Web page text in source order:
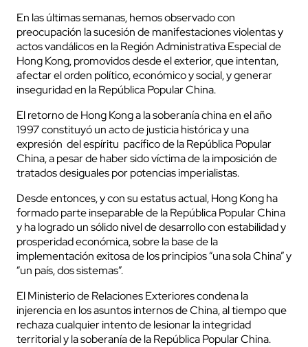
En las últimas semanas, hemos observado con
preocupación la sucesión de manifestaciones violentas y
actos vandálicos en la Región Administrativa Especial de
Hong Kong, promovidos desde el exterior, que intentan,
afectar el orden político, económico y social, y generar
inseguridad en la República Popular China.
El retorno de Hong Kong a la soberanía china en el año
1997 constituyó un acto de justicia histórica y una
expresión del espíritu pacífico de la República Popular
China, a pesar de haber sido víctima de la imposición de
tratados desiguales por potencias imperialistas.
Desde entonces, y con su estatus actual, Hong Kong ha
formado parte inseparable de la República Popular China
y ha logrado un sólido nivel de desarrollo con estabilidad y
prosperidad económica, sobre la base de la
implementación exitosa de los principios “una sola China” y
“un país, dos sistemas”.
El Ministerio de Relaciones Exteriores condena la
injerencia en los asuntos internos de China, al tiempo que
rechaza cualquier intento de lesionar la integridad
territorial y la soberanía de la República Popular China.